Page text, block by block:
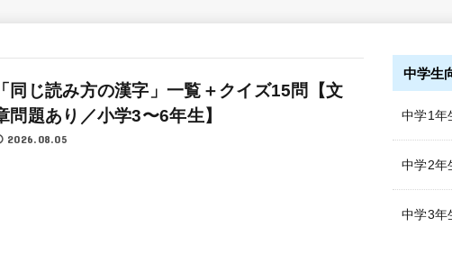
同じ読み方の漢字」一覧＋クイズ15問【文
問題あり／小学3〜6年生】
2026.08.05
中学生
中学1年
中学2年
中学3年